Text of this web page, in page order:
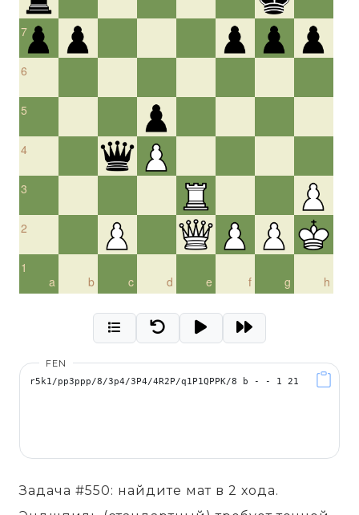
7
6
5
4
3
2
a
1
b
c d e f g h
FEN
Задача #550: найдите мат в 2 хода.